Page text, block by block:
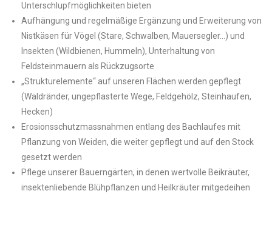
Unterschlupfmöglichkeiten bieten
Aufhängung und regelmäßige Ergänzung und Erweiterung von
Nistkäsen für Vögel (Stare, Schwalben, Mauersegler…) und
Insekten (Wildbienen, Hummeln), Unterhaltung von
Feldsteinmauern als Rückzugsorte
„Strukturelemente“ auf unseren Flächen werden gepflegt
(Waldränder, ungepflasterte Wege, Feldgehölz, Steinhaufen,
Hecken)
Erosionsschutzmassnahmen entlang des Bachlaufes mit
Pflanzung von Weiden, die weiter gepflegt und auf den Stock
gesetzt werden
Pflege unserer Bauerngärten, in denen wertvolle Beikräuter,
insektenliebende Blühpflanzen und Heilkräuter mitgedeihen